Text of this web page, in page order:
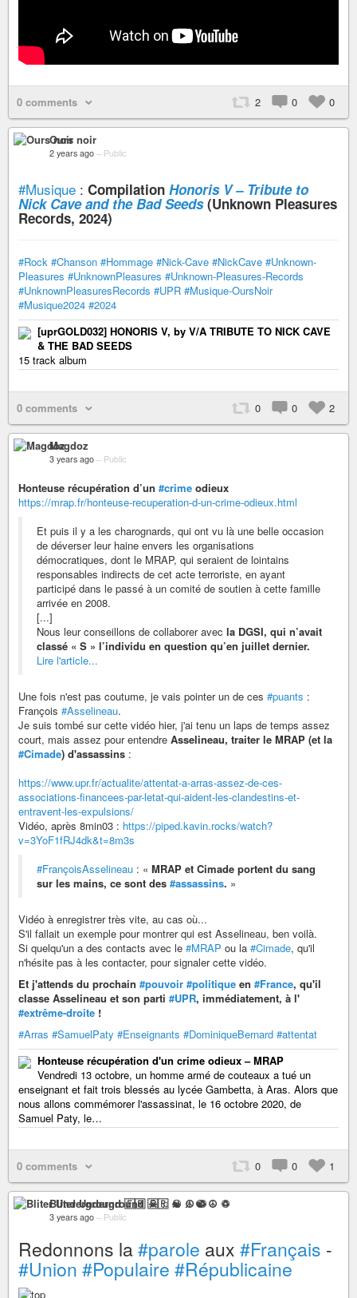
0 comments 2 0 0
Ours noir
2 years ago – Public
#Musique : Compilation Honoris V – Tribute to
Nick Cave and the Bad Seeds(Unknown Pleasures
Records, 2024)
#Rock #Chanson #Hommage #Nick-Cave #NickCave #Unknown-
Pleasures #UnknownPleasures #Unknown-Pleasures-Records
#UnknownPleasuresRecords #UPR #Musique-OursNoir
#Musique2024 #2024
[uprGOLD032] HONORIS V, by V/A TRIBUTE TO NICK CAVE
& THE BAD SEEDS
15 track album
0 comments 0 0 2
Magdoz
3 years ago – Public
Honteuse récupération d’un #crime odieux
https://mrap.fr/honteuse-recuperation-d-un-crime-odieux.html
Et puis il y a les charognards, qui ont vu là une belle occasion
de déverser leur haine envers les organisations
démocratiques, dont le MRAP, qui seraient de lointains
responsables indirects de cet acte terroriste, en ayant
participé dans le passé à un comité de soutien à cette famille
arrivée en 2008.
[...]
Nous leur conseillons de collaborer avec la DGSI, qui n’avait
classé « S » l’individu en question qu’en juillet dernier.
Lire l'article...
Une fois n'est pas coutume, je vais pointer un de ces #puants :
François #Asselineau.
Je suis tombé sur cette vidéo hier, j'ai tenu un laps de temps assez
court, mais assez pour entendre Asselineau, traiter le MRAP (et la
#Cimade) d'assassins :
https://www.upr.fr/actualite/attentat-a-arras-assez-de-ces-
associations-financees-par-letat-qui-aident-les-clandestins-et-
entravent-les-expulsions/
Vidéo, après 8min03 : https://piped.kavin.rocks/watch?
v=3YoF1fRJ4dk&t=8m3s
#FrançoisAsselineau : « MRAP et Cimade portent du sang
sur les mains, ce sont des #assassins. »
Vidéo à enregistrer très vite, au cas où...
S'il fallait un exemple pour montrer qui est Asselineau, ben voilà.
Si quelqu'un a des contacts avec le #MRAP ou la #Cimade, qu'il
n'hésite pas à les contacter, pour signaler cette vidéo.
Et j'attends du prochain #pouvoir #politique en #France, qu'il
classe Asselineau et son parti #UPR, immédiatement, à l'
#extrême-droite !
#Arras #SamuelPaty #Enseignants #DominiqueBernard #attentat
Honteuse récupération d'un crime odieux – MRAP
Vendredi 13 octobre, un homme armé de couteaux a tué un
enseignant et fait trois blessés au lycée Gambetta, à Aras. Alors que
nous allons commémorer l'assassinat, le 16 octobre 2020, de
Samuel Paty, le…
0 comments 0 0 1
Bliter Underground 🇫🇷 ☠ ♫ ☯ ☮ ♽
3 years ago – Public
Redonnons la#parole aux #Français -
#Union #Populaire #Républicaine